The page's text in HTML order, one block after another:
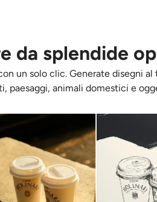
da splendide
un solo clic. Generate disegni
paesaggi, animali domestici e